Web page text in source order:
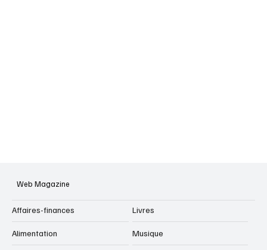
Web Magazine
Affaires-finances
Alimentation
Livres
Musique